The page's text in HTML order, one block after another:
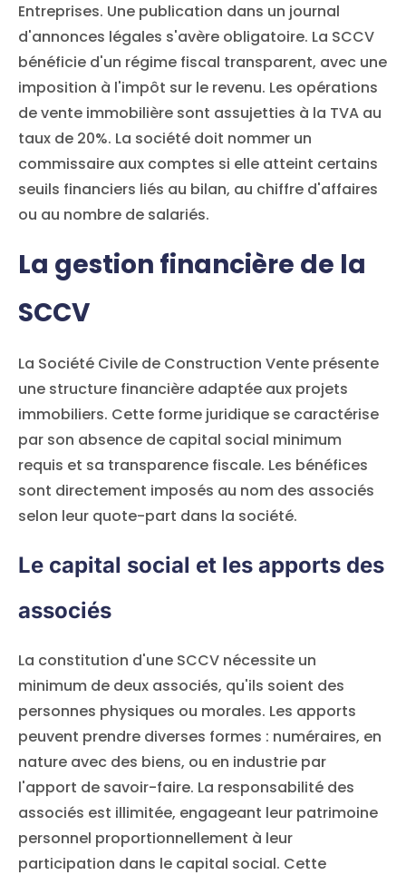
Entreprises. Une publication dans un journal
d'annonces légales s'avère obligatoire. La SCCV
bénéficie d'un régime fiscal transparent, avec une
imposition à l'impôt sur le revenu. Les opérations
de vente immobilière sont assujetties à la TVA au
taux de 20%. La société doit nommer un
commissaire aux comptes si elle atteint certains
seuils financiers liés au bilan, au chiffre d'affaires
ou au nombre de salariés.
La gestion financière de la
SCCV
La Société Civile de Construction Vente présente
une structure financière adaptée aux projets
immobiliers. Cette forme juridique se caractérise
par son absence de capital social minimum
requis et sa transparence fiscale. Les bénéfices
sont directement imposés au nom des associés
selon leur quote-part dans la société.
Le capital social et les apports des
associés
La constitution d'une SCCV nécessite un
minimum de deux associés, qu'ils soient des
personnes physiques ou morales. Les apports
peuvent prendre diverses formes : numéraires, en
nature avec des biens, ou en industrie par
l'apport de savoir-faire. La responsabilité des
associés est illimitée, engageant leur patrimoine
personnel proportionnellement à leur
participation dans le capital social. Cette